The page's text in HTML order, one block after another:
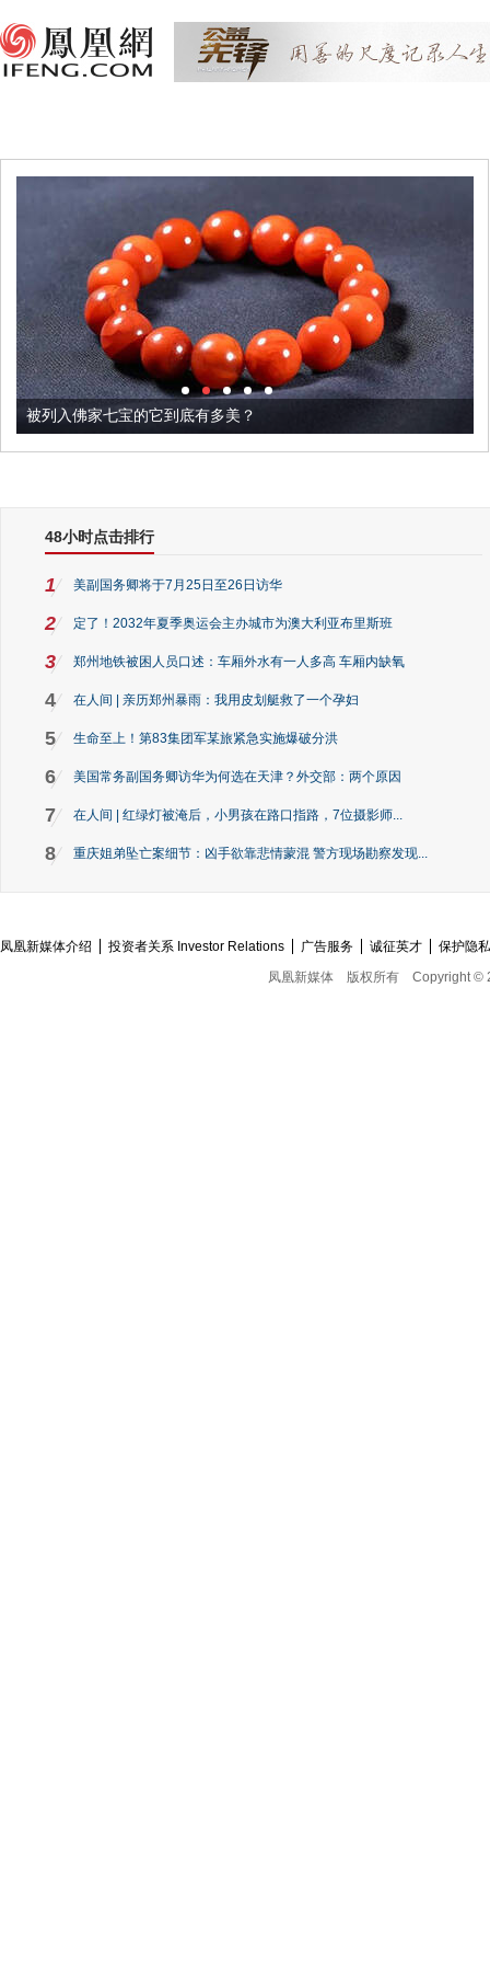
被列入佛家七宝的它到底有多美？
48小时点击排行
1 美副国务卿将于7月25日至26日访华
2 定了！2032年夏季奥运会主办城市为澳大利亚布里斯班
3 郑州地铁被困人员口述：车厢外水有一人多高 车厢内缺氧
4 在人间 | 亲历郑州暴雨：我用皮划艇救了一个孕妇
5 生命至上！第83集团军某旅紧急实施爆破分洪
6 美国常务副国务卿访华为何选在天津？外交部：两个原因
7 在人间 | 红绿灯被淹后，小男孩在路口指路，7位摄影师...
8 重庆姐弟坠亡案细节：凶手欲靠悲情蒙混 警方现场勘察发现...
凤凰新媒体介绍 投资者关系 Investor Relations 广告服务 诚征英才
保护隐
凤凰新媒体
版权所有 Copyright ©